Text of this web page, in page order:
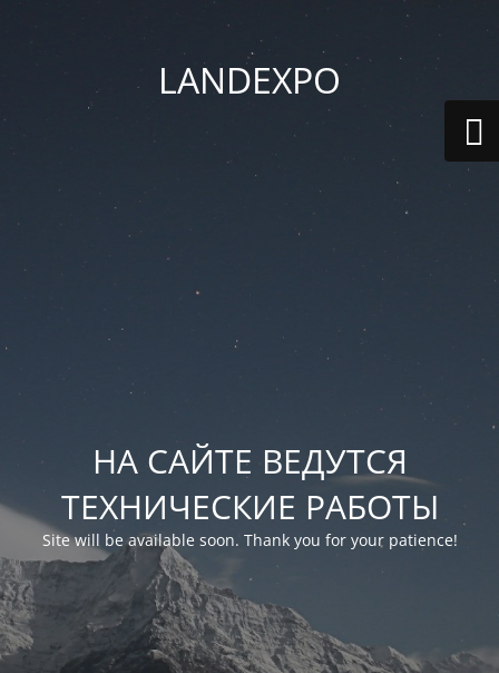
LANDEXPO
НА САЙТЕ ВЕДУТСЯ
ТЕХНИЧЕСКИЕ РАБОТЫ
Site will be available soon. Thank you for your patience!